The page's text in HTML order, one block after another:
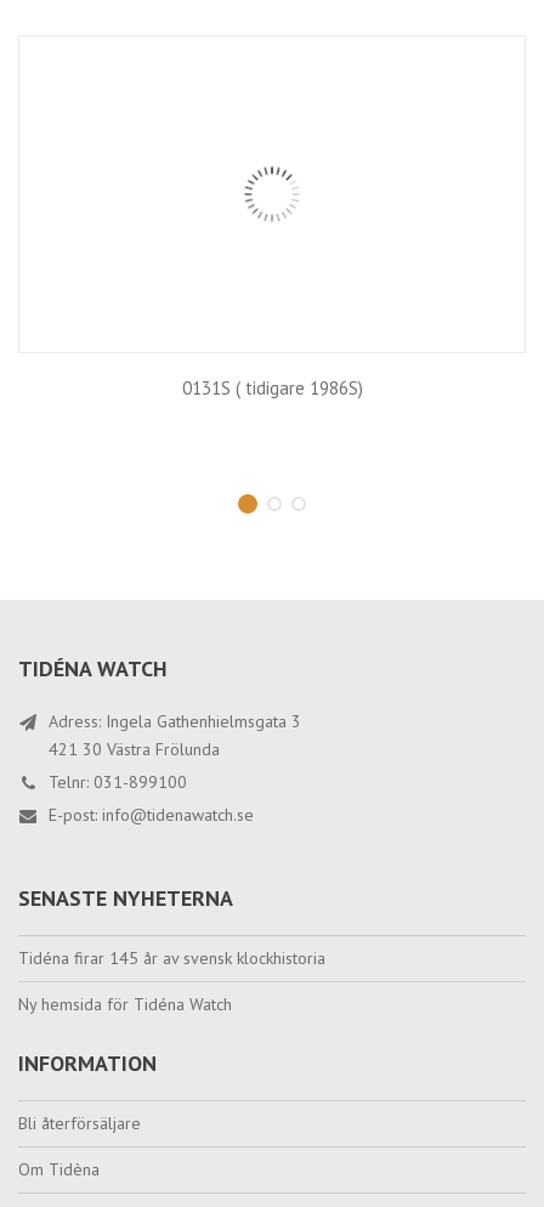
0131S ( tidigare 1986S)
TIDÉNA WATCH
Adress: Ingela Gathenhielmsgata 3
421 30 Västra Frölunda
Telnr: 031-899100
E-post: info@tidenawatch.se
SENASTE NYHETERNA
Tidéna firar 145 år av svensk klockhistoria
Ny hemsida för Tidéna Watch
INFORMATION
Bli återförsäljare
Om Tidèna